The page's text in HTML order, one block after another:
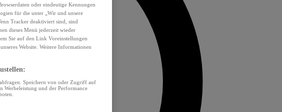
oder eindeutige Kennungen
für die unter „Wir und unsere
Tracker deaktiviert sind, sind
dieses Menü jederzeit wieder
Sie auf den Link Voreinstellungen
Website. Weitere Informationen
Speichern von oder Zugriff auf
Werbeleistung und der Performance